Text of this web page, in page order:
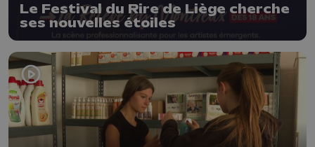
Le Festival du Rire de Liège cherche
ses nouvelles étoiles